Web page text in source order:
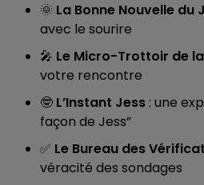
🌞 La Bonne Nouvelle du
avec le sourire
🎤 Le Micro-Trottoir de
votre rencontre
🤓 L’Instant Jess : une
façon de Jess”
✅ Le Bureau des
véracité des sondages